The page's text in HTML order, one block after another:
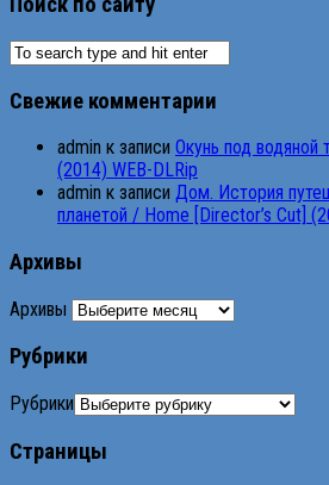
Свежие комментарии
admin к записи Окунь под водяной
(2014) WEB-DLRip
admin к записи Дом. История
планетой / Home [Director’s Cut]
Архивы
Архивы
Рубрики
Рубрики
Страницы